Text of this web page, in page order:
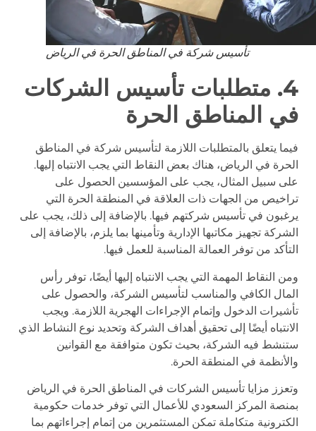
تأسيس شركة في المناطق الحرة في الرياض
4. متطلبات تأسيس الشركات
في المناطق الحرة
فيما يتعلق بالمتطلبات اللازمة لتأسيس شركة في المناطق
الحرة في الرياض، هناك بعض النقاط التي يجب الانتباه إليها.
على سبيل المثال، يجب على المؤسسين الحصول على
تراخيص من الجهات ذات العلاقة في المنطقة الحرة التي
يرغبون في تأسيس شركتهم فيها. بالإضافة إلى ذلك، يجب على
الشركة تجهيز مكاتبها الإدارية وتأمينها بما يلزم، بالإضافة إلى
التأكد من توفر العمالة المناسبة للعمل فيها.
ومن النقاط المهمة التي يجب الانتباه إليها أيضًا، توفر رأس
المال الكافي والمناسب لتأسيس الشركة، والحصول على
تأشيرات الدخول وإتمام الإجراءات الهجرية اللازمة. ويجب
الانتباه أيضًا إلى تحقيق أهداف الشركة وتحديد نوع النشاط الذي
ستنشط فيه الشركة، بحيث تكون متوافقة مع القوانين
والأنظمة في المنطقة الحرة.
وتعزز مزايا تأسيس الشركات في المناطق الحرة في الرياض
بمنصة المركز السعودي للأعمال التي توفر خدمات حكومية
الكترونية متكاملة تمكن المستثمرين من إتمام إجراءاتهم بما